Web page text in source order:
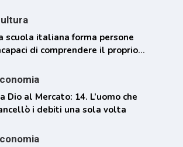
scuola italiana forma persone
di comprendere il proprio
Dio al Mercato: 14. L’uomo che
i debiti una sola volta